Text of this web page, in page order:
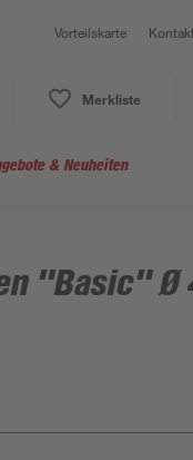
Vorteilskarte Kontakt
Merkliste
& Neuheiten
"Basic" Ø